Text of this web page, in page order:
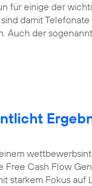
für einige der
damit
Auch der
Free Cash Flow
starkem Fokus auf